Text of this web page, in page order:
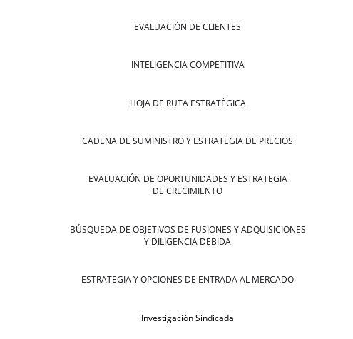
EVALUACIÓN DE CLIENTES
INTELIGENCIA COMPETITIVA
HOJA DE RUTA ESTRATÉGICA
CADENA DE SUMINISTRO Y ESTRATEGIA DE PRECIOS
EVALUACIÓN DE OPORTUNIDADES Y ESTRATEGIA
DE CRECIMIENTO
BÚSQUEDA DE OBJETIVOS DE FUSIONES Y ADQUISICIONES
Y DILIGENCIA DEBIDA
ESTRATEGIA Y OPCIONES DE ENTRADA AL MERCADO
Investigación Sindicada